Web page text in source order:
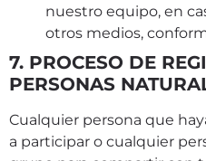
nuestro equipo, en
otros medios,
7. PROCESO DE
PERSONAS
Cualquier persona que
a participar o cualquier